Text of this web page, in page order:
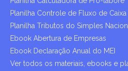
Planilha Controle de Fluxo de Caixa
Planilha Tributos do Simples
Ebook Abertura de Empresas
Ebook Declaração Anual do MEI
Ver todos os materiais, ebooks e